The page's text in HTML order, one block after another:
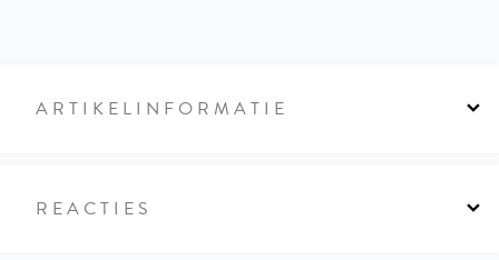
ARTIKELINFORMATIE
REACTIES